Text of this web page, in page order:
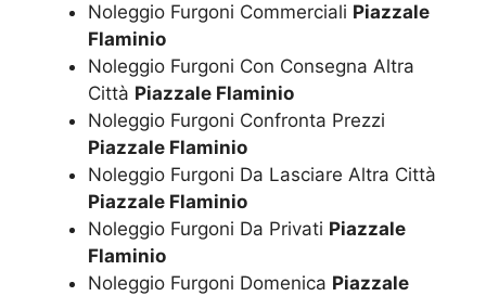
Noleggio Furgoni Commerciali Piazzale
Flaminio
Noleggio Furgoni Con Consegna Altra
Città Piazzale Flaminio
Noleggio Furgoni Confronta Prezzi
Piazzale Flaminio
Noleggio Furgoni Da Lasciare Altra Città
Piazzale Flaminio
Noleggio Furgoni Da Privati Piazzale
Flaminio
Noleggio Furgoni Domenica Piazzale